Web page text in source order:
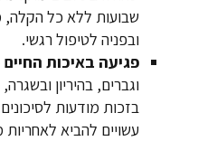
שבועות ללא כל הקלה,
ובפניה לטיפול רגשי.
פגיעה באיכות החיים
וגברים, בהיריון
בזכות מודעות
עשויים להביא